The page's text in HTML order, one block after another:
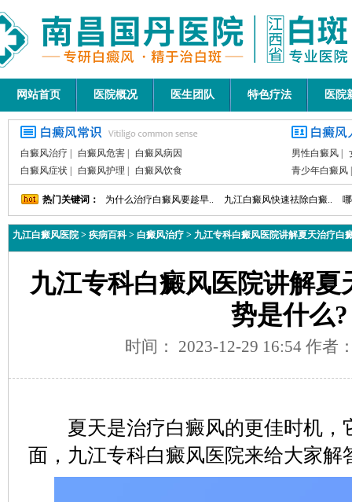
网站首页 医院概况 医生团队 特色疗法 医院
白癜风治疗 白癜风危害
白癜风病因
白癜风症状
白癜风护理 白癜风饮食
男性白癜风
青少年白癜风
热门关键词： 为什么治疗白癜风要趁早.. 九江白癜风快速祛除白癜..
九江白癜风医院 > 疾病百科> 白癜风治疗 > 九江专科白癜风医院讲解夏天治疗白
九江专科白癜风医院讲解
势是什么?
时间： 2023-12-29 16:54 作者
夏天是治疗白癜风的更佳时机，
面，九江专科白癜风医院来给大家解